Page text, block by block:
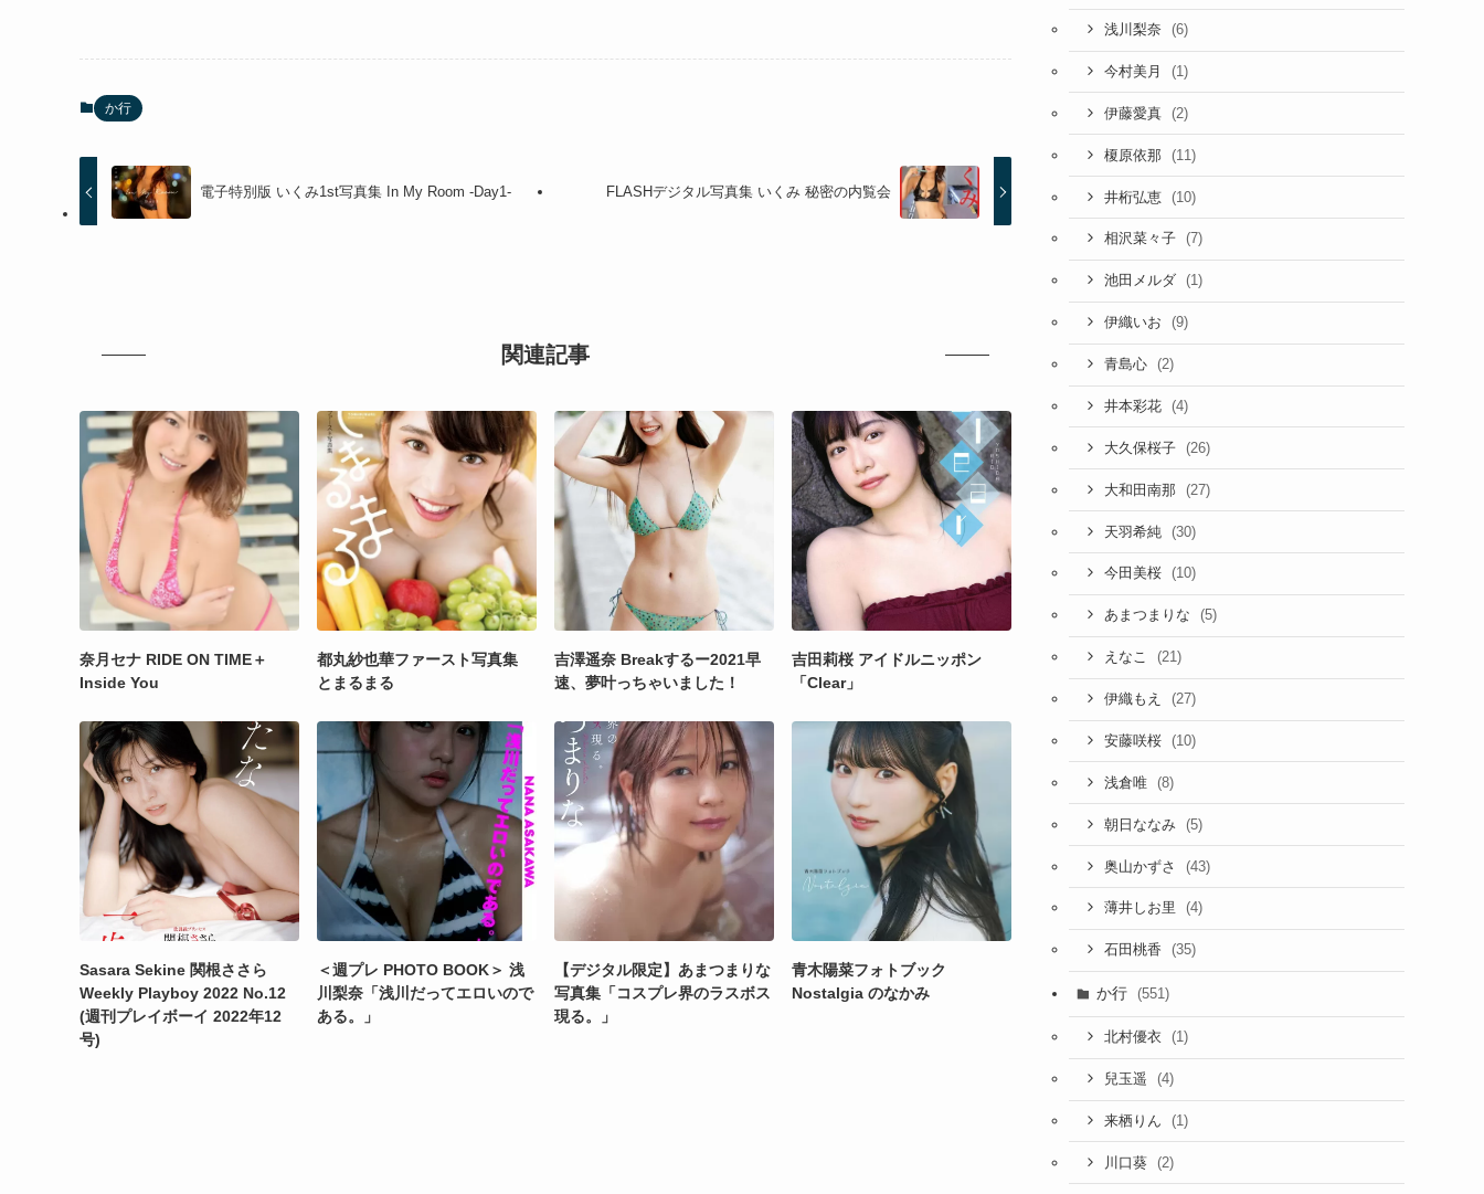
か行
電子特別版 いくみ1st写真集 In My Room -Day1- FLASHデジタル写真集 いくみ 秘密の内覧会
関連記事
奈月セナ RIDE ON TIME＋
Inside You
都丸紗也華ファースト写真集
とまるまる
吉澤遥奈 Breakするー2021早
速、夢叶っちゃいました！
吉田莉桜 アイドルニッポン
「Clear」
Sasara Sekine 関根ささら
Weekly Playboy 2022 No.12
(週刊プレイボーイ 2022年12
号)
＜週プレ PHOTO BOOK＞ 浅
川梨奈「浅川だってエロいので
ある。」
【デジタル限定】あまつまりな
写真集「コスプレ界のラスボス
現る。」
青木陽菜フォトブック
Nostalgia のなかみ
浅川梨奈 (6)
今村美月 (1)
伊藤愛真 (2)
榎原依那 (11)
井桁弘恵 (10)
相沢菜々子 (7)
池田メルダ (1)
伊織いお (9)
青島心 (2)
井本彩花 (4)
大久保桜子 (26)
大和田南那 (27)
天羽希純 (30)
今田美桜 (10)
あまつまりな (5)
えなこ (21)
伊織もえ (27)
安藤咲桜 (10)
浅倉唯 (8)
朝日ななみ (5)
奥山かずさ (43)
薄井しお里 (4)
石田桃香 (35)
か行 (551)
北村優衣 (1)
兒玉遥 (4)
来栖りん (1)
川口葵 (2)